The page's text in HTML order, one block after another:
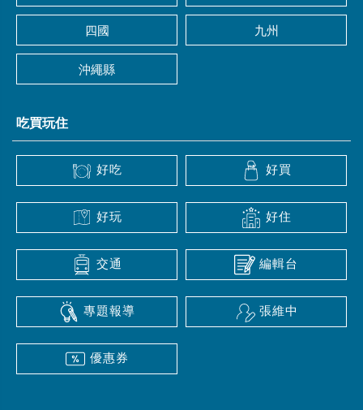
四國 九州
沖繩縣
吃買玩住
好吃 好買
好玩 好住
交通 編輯台
專題報導 張維中
優惠券